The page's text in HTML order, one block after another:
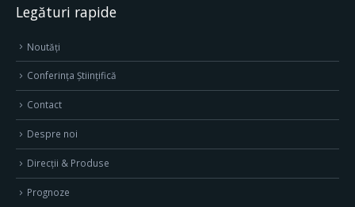
Legături rapide
Noutăți
Conferința Științifică
Contact
Despre noi
Direcţii & Produse
Prognoze